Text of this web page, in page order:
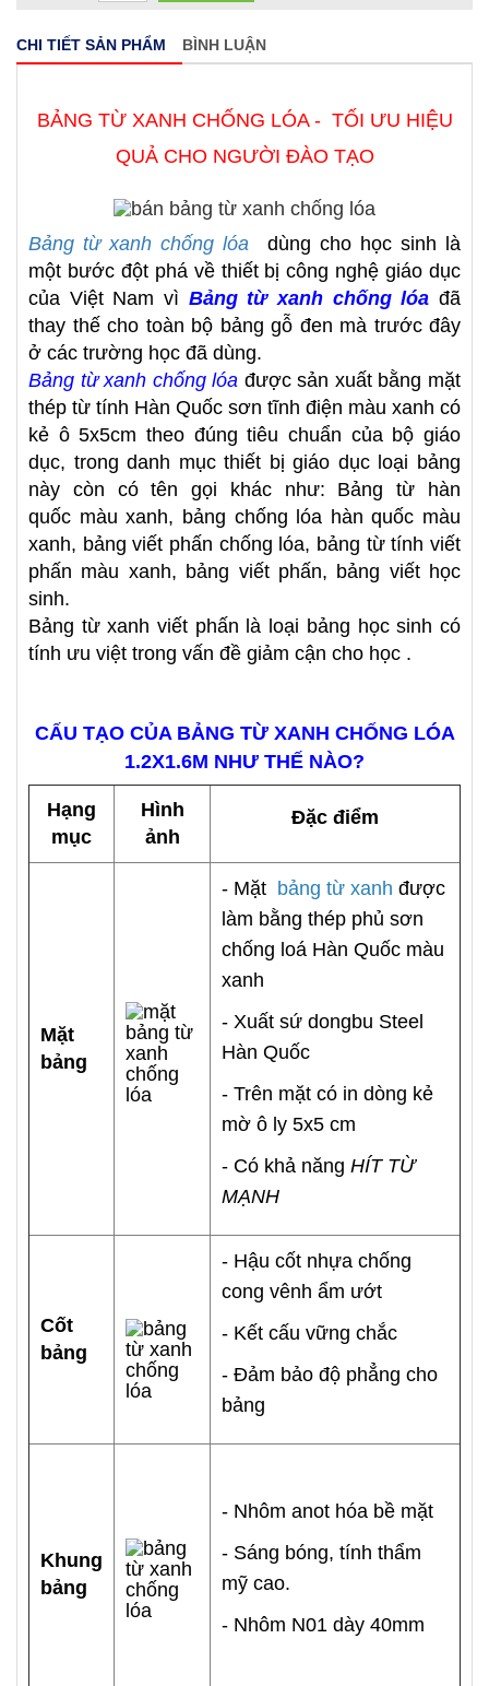
CHI TIẾT SẢN PHẨM BÌNH LUẬN
BẢNG TỪ XANH CHỐNG LÓA - TỐI ƯU HIỆU
QUẢ CHO NGƯỜI ĐÀO TẠO
Bảng từ xanh chống lóa
dùng cho học sinh là
một bước đột phá về thiết bị công nghệ giáo dục
của Việt Nam vì Bảng từ xanh chống lóa đã
thay thế cho toàn bộ bảng gỗ đen mà trước đây
ở các trường học đã dùng.
Bảng từ xanh chống lóa được sản xuất bằng mặt
thép từ tính Hàn Quốc sơn tĩnh điện màu xanh có
kẻ ô 5x5cm theo đúng tiêu chuẩn của bộ giáo
dục, trong danh mục thiết bị giáo dục loại bảng
này còn có tên gọi khác như: Bảng từ hàn
quốc màu xanh, bảng chống lóa hàn quốc màu
xanh, bảng viết phấn chống lóa, bảng từ tính viết
phấn màu xanh, bảng viết phấn, bảng viết học
sinh.
Bảng từ xanh viết phấn là loại bảng học sinh có
tính ưu việt trong vấn đề giảm cận cho học .
CẤU TẠO CỦA BẢNG TỪ XANH CHỐNG LÓA
1.2X1.6M NHƯ THẾ NÀO?
Hạng
mục
Hình
ảnh
Đặc điểm
Mặt
bảng
- Mặt bảng từ xanh được
làm bằng thép phủ sơn
chống loá Hàn Quốc màu
xanh
- Xuất sứ dongbu Steel
Hàn Quốc
- Trên mặt có in dòng kẻ
mờ ô ly 5x5 cm
- Có khả năng HÍT TỪ
MẠNH
Cốt
bảng
- Hậu cốt nhựa chống
cong vênh ẩm ướt
- Kết cấu vững chắc
- Đảm bảo độ phẳng cho
bảng
Khung
bảng
- Nhôm anot hóa bề mặt
- Sáng bóng, tính thẩm
mỹ cao.
- Nhôm N01 dày 40mm